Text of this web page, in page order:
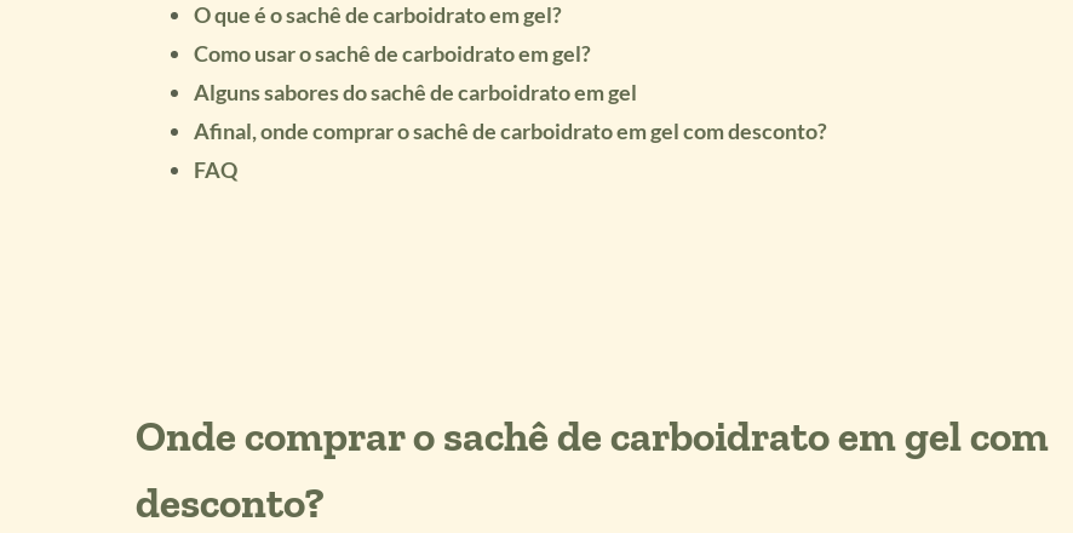
O que é o sachê de carboidrato em gel?
Como usar o sachê de carboidrato em gel?
Alguns sabores do sachê de carboidrato em gel
Afinal, onde comprar o sachê de carboidrato em gel com desconto?
FAQ
Onde comprar o sachê de carboidrato em gel com
desconto?